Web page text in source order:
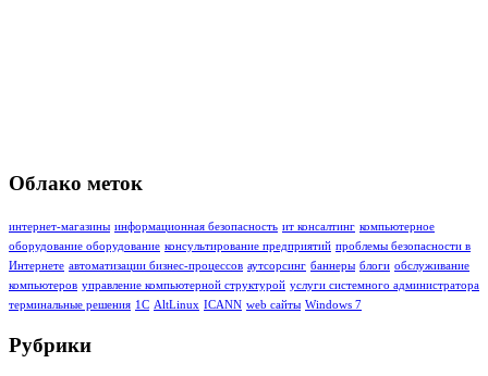
Облако меток
интернет-магазины информационная безопасность ит консалтинг компьютерное
оборудование оборудование консультирование предприятий проблемы безопасности в
Интернете автоматизации бизнес-процессов аутсорсинг баннеры блоги обслуживание
компьютеров управление компьютерной структурой услуги системного администратора
терминальные решения 1C AltLinux ICANN web сайты Windows 7
Рубрики